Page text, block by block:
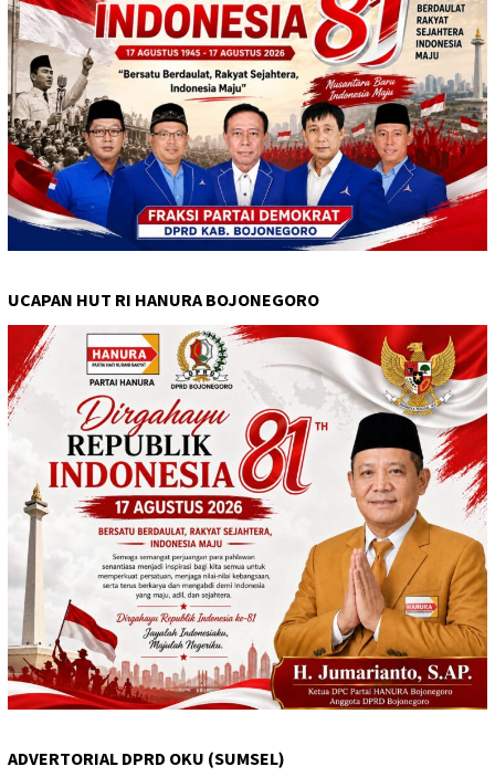
UCAPAN HUT RI HANURA BOJONEGORO
ADVERTORIAL DPRD OKU (SUMSEL)